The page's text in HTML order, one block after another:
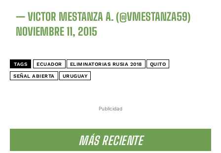
Publicidad
MÁS RECIENTE
— VICTOR MESTANZA A. (@VMESTANZA59)
NOVIEMBRE 11, 2015
TAGS ECUADOR ELIMINATORIAS RUSIA 2018 QUITO
SEÑAL ABIERTA URUGUAY